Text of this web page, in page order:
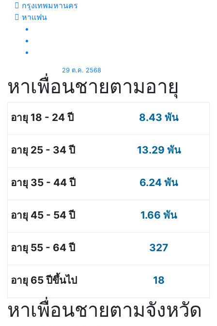
กรุงเทพมหานคร
หาแฟน
29 ต.ค. 2568
หาเพื่อนชายตามอายุ
8.43 พัน
13.29 พัน
6.24 พัน
1.66 พัน
327
18
หาเพื่อนชายตามจังหวัด